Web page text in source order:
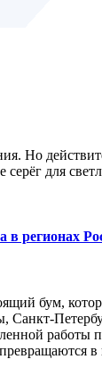
для
в регионах
бум,